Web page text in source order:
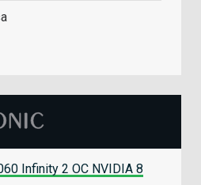
Infinity 2 OC NVIDIA 8